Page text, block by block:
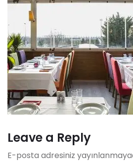
Leave a Reply
E-posta adresiniz